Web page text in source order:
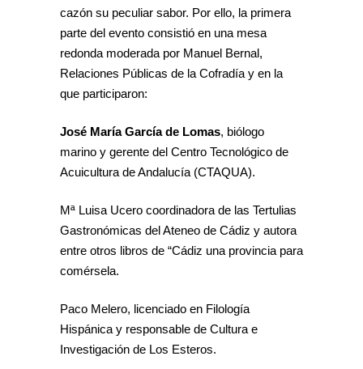
cazón su peculiar sabor. Por ello, la primera
parte del evento consistió en una mesa
redonda moderada por Manuel Bernal,
Relaciones Públicas de la Cofradía y en la
que participaron:
José María García de Lomas, biólogo
marino y gerente del Centro Tecnológico de
Acuicultura de Andalucía (CTAQUA).
Mª Luisa Ucero coordinadora de las Tertulias
Gastronómicas del Ateneo de Cádiz y autora
entre otros libros de “Cádiz una provincia para
comérsela.
Paco Melero, licenciado en Filología
Hispánica y responsable de Cultura e
Investigación de Los Esteros.